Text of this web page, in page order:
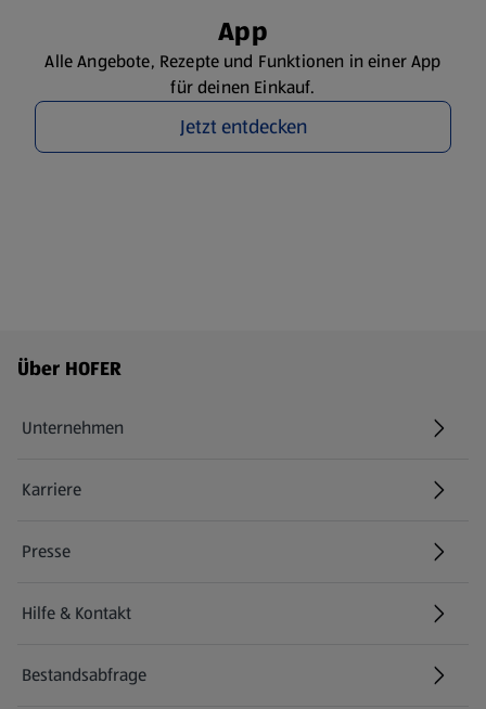
App
Alle Angebote, Rezepte und Funktionen in einer App
für deinen Einkauf.
Jetzt entdecken
Fußzeilenmenü - weitere Links
Über HOFER
Unternehmen
Karriere
(öffnet in einem neuen Tab)
Presse
Hilfe & Kontakt
(öffnet in einem neuen Tab)
Bestandsabfrage
(öffnet in einem neuen Tab)